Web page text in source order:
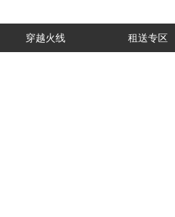
穿越火线 租送专区